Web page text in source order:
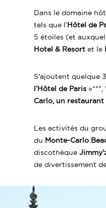
Dans le domaine
tels que l’Hôtel de
5 étoiles (et
Hotel & Resort et le
S'ajoutent quelque
l’Hôtel de Paris »***,
Carlo, un
Les activités du
du Monte-Carlo
discothèque
de divertissement